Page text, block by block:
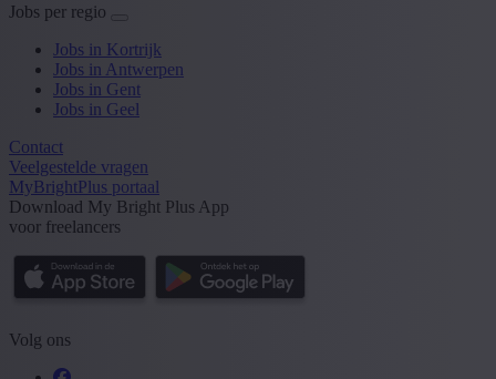
Jobs per regio
Jobs in Kortrijk
Jobs in Antwerpen
Jobs in Gent
Jobs in Geel
Contact
Veelgestelde vragen
MyBrightPlus portaal
Download My Bright Plus App
voor freelancers
Volg ons